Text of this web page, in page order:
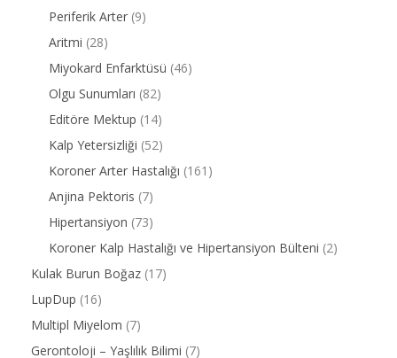
Periferik Arter (9)
Aritmi (28)
Miyokard Enfarktüsü (46)
Olgu Sunumları (82)
Editöre Mektup (14)
Kalp Yetersizliği (52)
Koroner Arter Hastalığı (161)
Anjina Pektoris (7)
Hipertansiyon (73)
Koroner Kalp Hastalığı ve Hipertansiyon Bülteni (2)
Kulak Burun Boğaz (17)
LupDup (16)
Multipl Miyelom (7)
Gerontoloji – Yaşlılık Bilimi (7)